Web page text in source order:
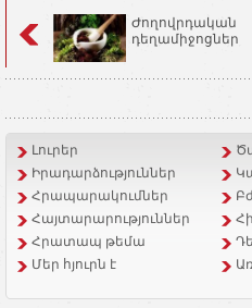
Ժողովրդական
դեղամիջոցներ
Լուրեր
Իրադարձություններ
Հրապարակումներ
Հայտարարություններ
Հրատապ թեմա
Մեր հյուրն է